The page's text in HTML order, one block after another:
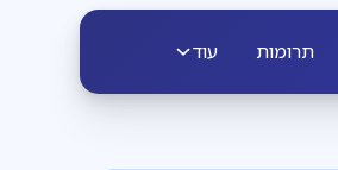
תרומות עוד